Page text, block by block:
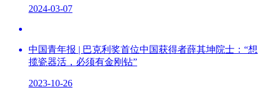
2024-03-07
中国青年报 | 巴克利奖首位中国获得者薛其坤院士：“想
揽瓷器活，必须有金刚钻”
2023-10-26